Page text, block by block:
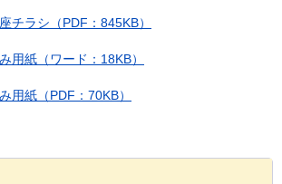
チラシ（PDF：845KB）
用紙（ワード：18KB）
用紙（PDF：70KB）